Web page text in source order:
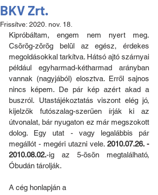
BKV Zrt.
Frissítve: 2020. nov. 18.
Kipróbáltam, engem nem nyert meg.
Csörög-zörög belül az egész, érdekes
megoldásokkal tarkítva. Hátsó ajtó szárnyai
például egyharmad-kétharmad arányban
vannak (nagyjából) elosztva. Erről sajnos
nincs képem. De pár kép azért akad a
buszról. Utastájékoztatás viszont elég jó,
kijelzők futószalag-szerűen írják ki az
útvonalat, bár nyugaton ez már megszokott
dolog. Egy utat - vagy legalábbis pár
megállót - megéri utazni vele. 2010.07.26. -
2010.08.02.-ig az 5-ösön megtalálható,
Óbudán tárolják.
A cég honlapján a